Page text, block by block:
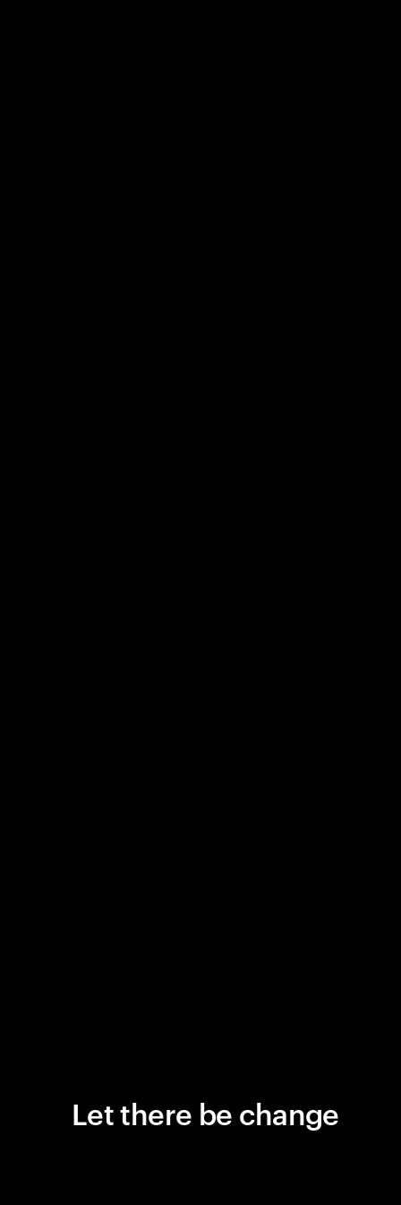
Let there be change